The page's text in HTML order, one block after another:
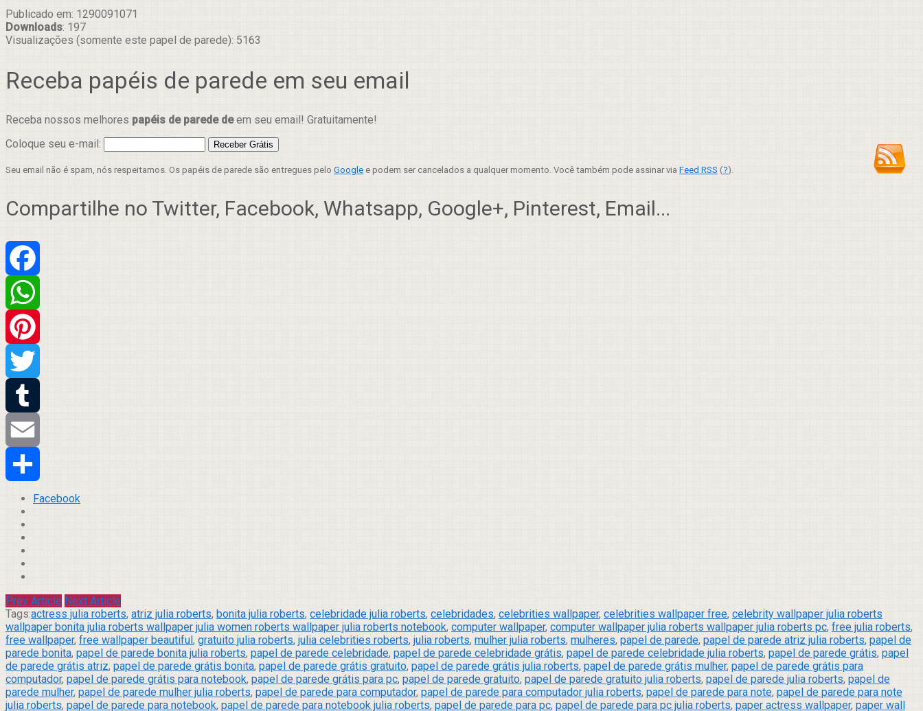
Publicado em: 1290091071
Downloads: 197
Visualizações (somente este papel de parede): 5163
Receba papéis de parede em seu email
Receba nossos melhores papéis de parede deem seu email! Gratuitamente!
Coloque seu e-mail:
Seu email não é spam, nós respeitamos. Os papéis de parede são entregues pelo Google e podem ser cancelados a qualquer momento. Você também pode assinar via Feed RSS (?).
Compartilhe no Twitter, Facebook, Whatsapp, Google+, Pinterest, Email...
Facebook
WhatsApp
Pinterest
Twitter
Tumblr
Email
Compartilhar
Facebook
Prev Article Next Article
Tags:actress julia roberts, atriz julia roberts, bonita julia roberts, celebridade julia roberts, celebridades, celebrities wallpaper, celebrities wallpaper free, celebrity wallpaper julia roberts
wallpaper bonita julia roberts wallpaper julia women roberts wallpaper julia roberts notebook, computer wallpaper, computer wallpaper julia roberts wallpaper julia roberts pc, free julia roberts,
free wallpaper, free wallpaper beautiful, gratuito julia roberts, julia celebrities roberts, julia roberts, mulher julia roberts, mulheres, papel de parede, papel de parede atriz julia roberts, papel de
parede bonita, papel de parede bonita julia roberts, papel de parede celebridade, papel de parede celebridade grátis, papel de parede celebridade julia roberts, papel de parede grátis, papel
de parede grátis atriz, papel de parede grátis bonita, papel de parede grátis gratuito, papel de parede grátis julia roberts, papel de parede grátis mulher, papel de parede grátis para
computador, papel de parede grátis para notebook, papel de parede grátis para pc, papel de parede gratuito, papel de parede gratuito julia roberts, papel de parede julia roberts, papel de
parede mulher, papel de parede mulher julia roberts, papel de parede para computador, papel de parede para computador julia roberts, papel de parede para note, papel de parede para note
julia roberts, papel de parede para notebook, papel de parede para notebook julia roberts, papel de parede para pc, papel de parede para pc julia roberts, paper actress wallpaper, paper wall